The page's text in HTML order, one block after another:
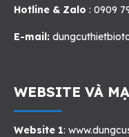
Hotline & Zalo : 0909
E-mail:
WEBSITE VÀ
Website 1: